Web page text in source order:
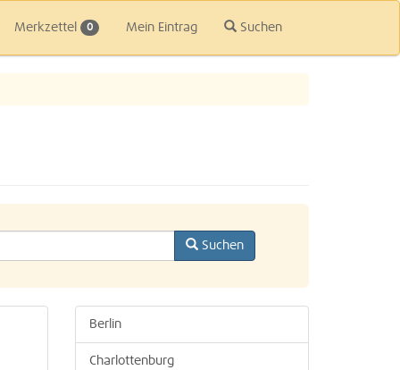
Merkzettel 0 Mein Eintrag Suchen
Suchen
Berlin
Charlottenburg